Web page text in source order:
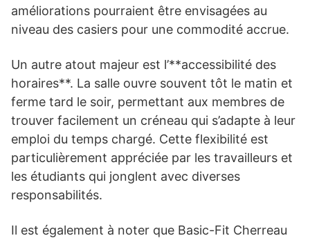
améliorations pourraient être envisagées au
niveau des casiers pour une commodité accrue.
Un autre atout majeur est l’**accessibilité des
horaires**. La salle ouvre souvent tôt le matin et
ferme tard le soir, permettant aux membres de
trouver facilement un créneau qui s’adapte à leur
emploi du temps chargé. Cette flexibilité est
particulièrement appréciée par les travailleurs et
les étudiants qui jonglent avec diverses
responsabilités.
Il est également à noter que Basic-Fit Cherreau